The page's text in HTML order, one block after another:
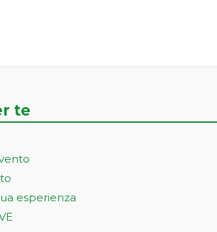
te
esperienza